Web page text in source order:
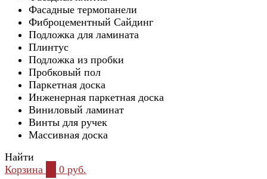
Фасадные термопанели
Фиброцементный Сайдинг
Подложка для ламината
Плинтус
Подложка из пробки
Пробковый пол
Паркетная доска
Инженерная паркетная доска
Виниловый ламинат
Винты для ручек
Массивная доска
Найти
Корзина
0 руб.